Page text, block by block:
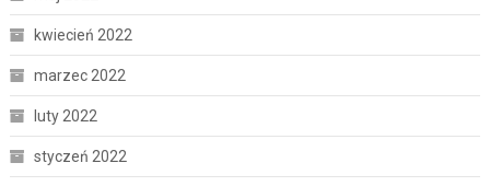
kwiecień 2022
marzec 2022
luty 2022
styczeń 2022